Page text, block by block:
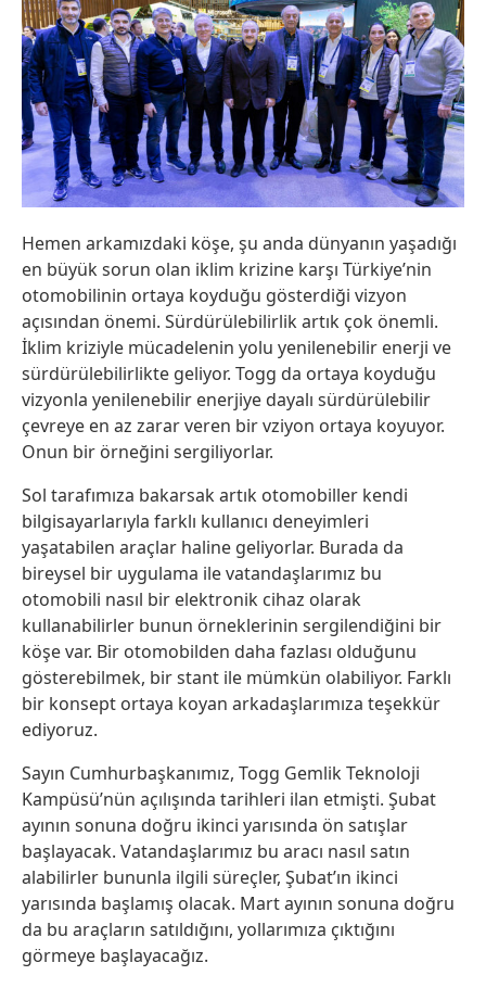
Hemen arkamızdaki köşe, şu anda dünyanın yaşadığı
en büyük sorun olan iklim krizine karşı Türkiye’nin
otomobilinin ortaya koyduğu gösterdiği vizyon
açısından önemi. Sürdürülebilirlik artık çok önemli.
İklim kriziyle mücadelenin yolu yenilenebilir enerji ve
sürdürülebilirlikte geliyor. Togg da ortaya koyduğu
vizyonla yenilenebilir enerjiye dayalı sürdürülebilir
çevreye en az zarar veren bir vziyon ortaya koyuyor.
Onun bir örneğini sergiliyorlar.
Sol tarafımıza bakarsak artık otomobiller kendi
bilgisayarlarıyla farklı kullanıcı deneyimleri
yaşatabilen araçlar haline geliyorlar. Burada da
bireysel bir uygulama ile vatandaşlarımız bu
otomobili nasıl bir elektronik cihaz olarak
kullanabilirler bunun örneklerinin sergilendiğini bir
köşe var. Bir otomobilden daha fazlası olduğunu
gösterebilmek, bir stant ile mümkün olabiliyor. Farklı
bir konsept ortaya koyan arkadaşlarımıza teşekkür
ediyoruz.
Sayın Cumhurbaşkanımız, Togg Gemlik Teknoloji
Kampüsü’nün açılışında tarihleri ilan etmişti. Şubat
ayının sonuna doğru ikinci yarısında ön satışlar
başlayacak. Vatandaşlarımız bu aracı nasıl satın
alabilirler bununla ilgili süreçler, Şubat’ın ikinci
yarısında başlamış olacak. Mart ayının sonuna doğru
da bu araçların satıldığını, yollarımıza çıktığını
görmeye başlayacağız.